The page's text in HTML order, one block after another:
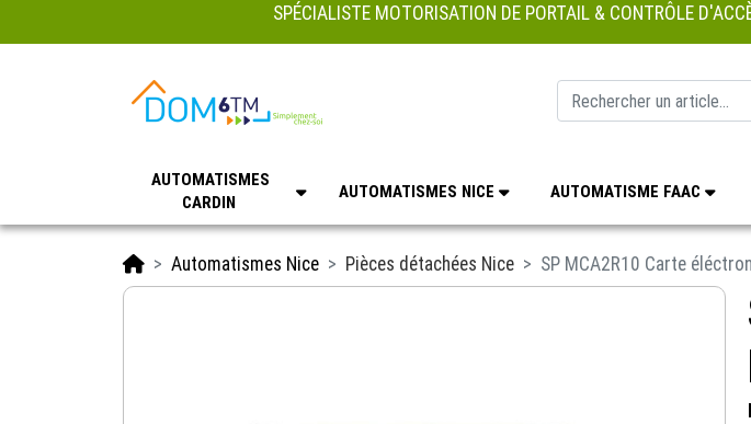
SPÉCIALISTE MOTORISATION DE PORTAIL & CONTRÔLE
AUTOMATISMES
CARDIN
AUTOMATISMES NICE AUTOMATISME FAAC
AccueilAutomatismes Nice Pièces détachées Nice SP MCA2R10 Carte